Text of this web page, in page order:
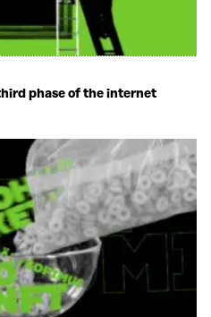
phase of the internet